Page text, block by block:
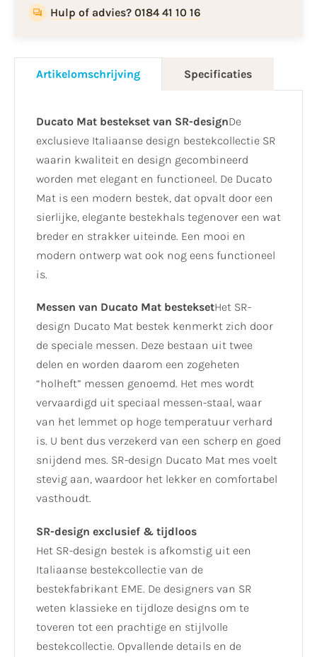
Hulp of advies? 0184 41 10 16
Artikelomschrijving Specificaties
Ducato Mat bestekset van SR-designDe
exclusieve Italiaanse design bestekcollectie SR
waarin kwaliteit en design gecombineerd
worden met elegant en functioneel. De Ducato
Mat is een modern bestek, dat opvalt door een
sierlijke, elegante bestekhals tegenover een wat
breder en strakker uiteinde. Een mooi en
modern ontwerp wat ook nog eens functioneel
is.
Messen van Ducato Mat besteksetHet SR-
design Ducato Mat bestek kenmerkt zich door
de speciale messen. Deze bestaan uit twee
delen en worden daarom een zogeheten
“holheft” messen genoemd. Het mes wordt
vervaardigd uit speciaal messen-staal, waar
van het lemmet op hoge temperatuur verhard
is. U bent dus verzekerd van een scherp en goed
snijdend mes. SR-design Ducato Mat mes voelt
stevig aan, waardoor het lekker en comfortabel
vasthoudt.
SR-design exclusief & tijdloos
Het SR-design bestek is afkomstig uit een
Italiaanse bestekcollectie van de
bestekfabrikant EME. De designers van SR
weten klassieke en tijdloze designs om te
toveren tot een prachtige en stijlvolle
bestekcollectie. Opvallende details en de